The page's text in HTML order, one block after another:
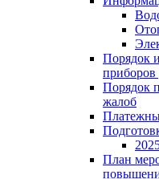
Порядок
приборов
Порядок
жалоб
План